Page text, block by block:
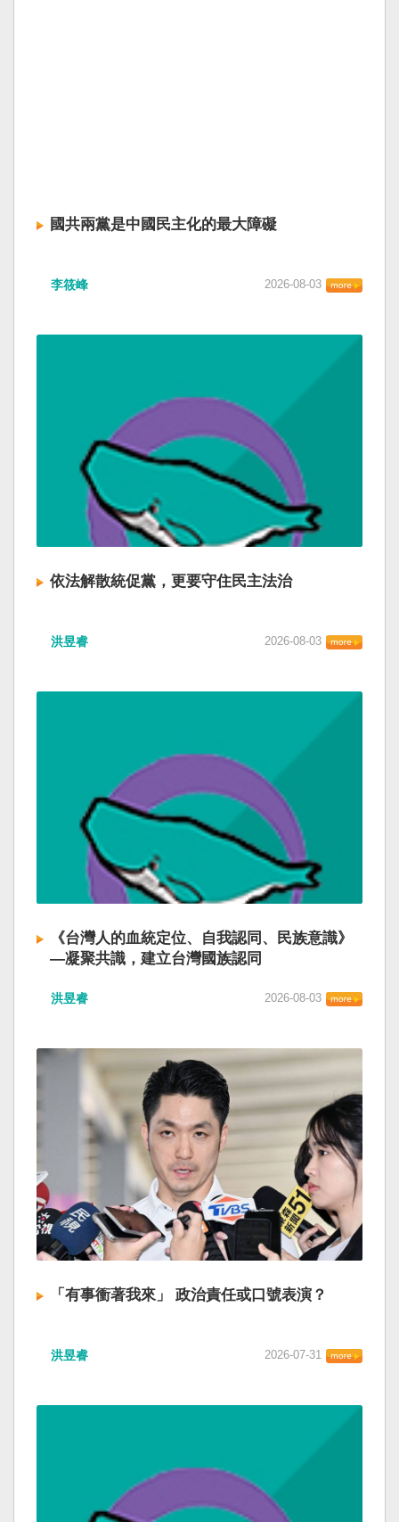
國共兩黨是中國民主化的最大障礙
李筱峰 2026-08-03
依法解散統促黨，更要守住民主法治
洪昱睿 2026-08-03
《台灣人的血統定位、自我認同、民族意識》
—凝聚共識，建立台灣國族認同
洪昱睿 2026-08-03
「有事衝著我來」 政治責任或口號表演？
洪昱睿 2026-07-31